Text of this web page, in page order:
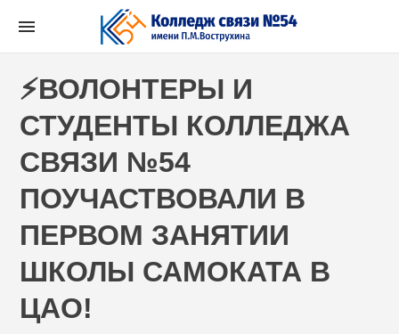
⚡ВОЛОНТЕРЫ И
СТУДЕНТЫ КОЛЛЕДЖА
СВЯЗИ №54
ПОУЧАСТВОВАЛИ В
ПЕРВОМ ЗАНЯТИИ
ШКОЛЫ САМОКАТА В
ЦАО!